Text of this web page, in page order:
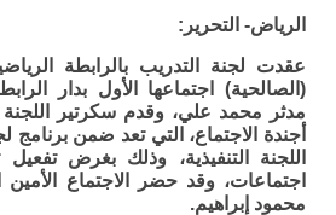
الرياض- التحرير:
عقدت لجنة التدريب بالرابطة
(الصالحية) اجتماعها الأول بدار
مدثر محمد علي، وقدم سكرتير اللجنة
أجندة الاجتماع، التي تعد ضمن برنامج
اللجنة التنفيذية، وذلك بغرض
اجتماعات، وقد حضر الاجتماع الأمين
محمود إبراهيم.